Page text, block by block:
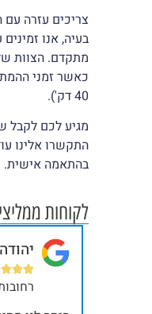
צריכים עזרה עם
בעיה, אנו
מתקדם. הצוות
כאשר זמני
40 דק').
מגיע לכם לקבל
התקשרו אלינו
בהתאמה אישית.
לקוחות


